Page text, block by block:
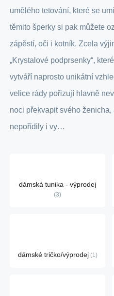
umělého tetování, které se
těmito šperky si pak můžete
zápěstí, oči i kotník. Zcela
„Krystalové podprsenky“,
vytváří naprosto unikátní
velice rády pořizují hlavně
noci překvapit svého
nepořídily i vy…
dámská tunika - výprodej
3
dámské tričko/výprodej 1